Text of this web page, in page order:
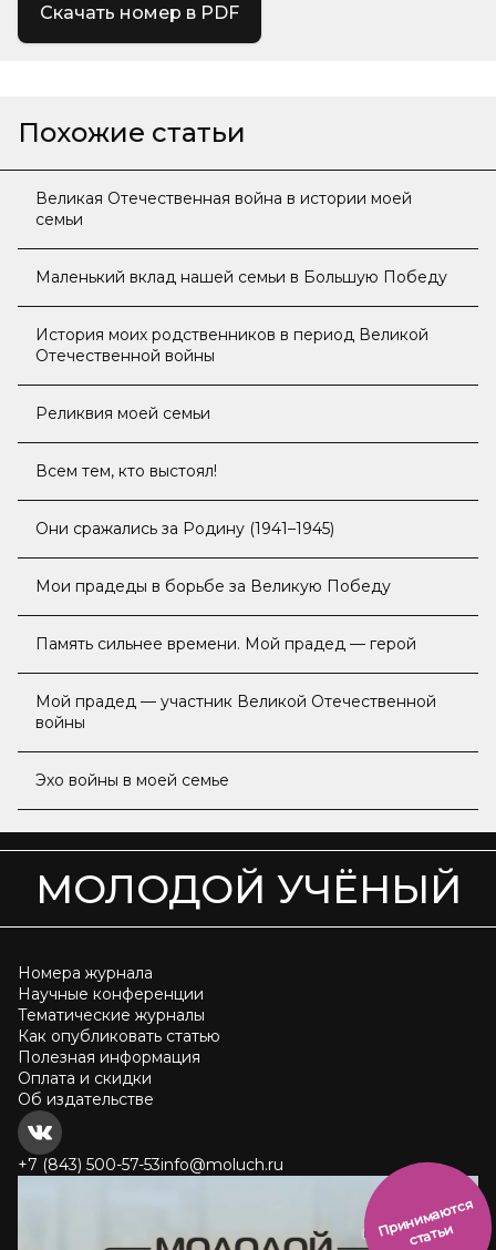
Скачать номер в PDF
Похожие статьи
Великая Отечественная война в истории моей
семьи
Маленький вклад нашей семьи в Большую Победу
История моих родственников в период Великой
Отечественной войны
Реликвия моей семьи
Всем тем, кто выстоял!
Они сражались за Родину (1941–1945)
Мои прадеды в борьбе за Великую Победу
Память сильнее времени. Мой прадед — герой
Мой прадед — участник Великой Отечественной
войны
Эхо войны в моей семье
МОЛОДОЙ УЧЁНЫЙ
Номера журнала
Научные конференции
Тематические журналы
Как опубликовать статью
Полезная информация
Оплата и скидки
Об издательстве
+7 (843) 500-57-53info@moluch.ru
П
р
и
н
и
м
а
ют
с
я
ст
ать
и